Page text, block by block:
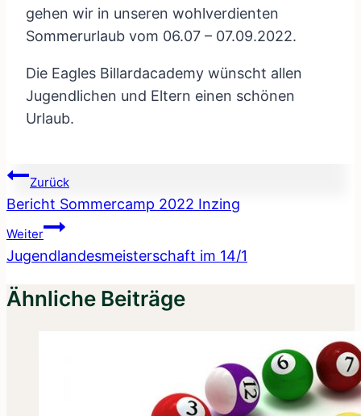
gehen wir in unseren wohlverdienten
Sommerurlaub vom 06.07 – 07.09.2022.
Die Eagles Billardacademy wünscht allen
Jugendlichen und Eltern einen schönen
Urlaub.
Beitragsnavigation
Zurück
Bericht Sommercamp 2022 Inzing
Weiter
Jugendlandesmeisterschaft im 14/1
Ähnliche Beiträge